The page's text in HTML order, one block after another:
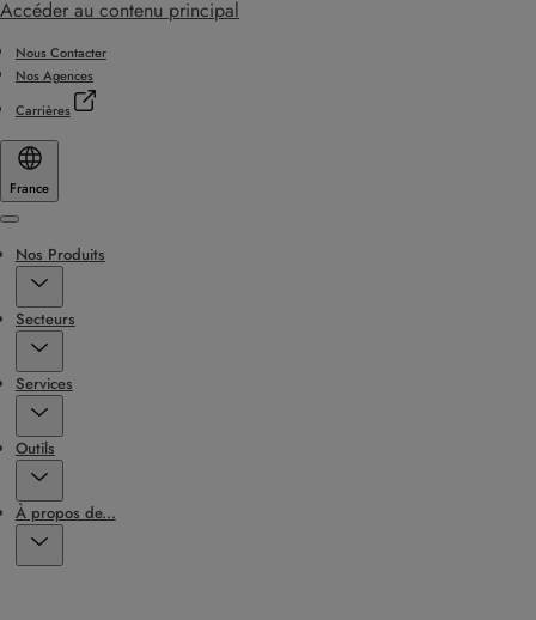
Accéder au contenu principal
Nous Contacter
Nos Agences
Carrières
France
Menu
Nos Produits
Secteurs
Services
Outils
À propos de...